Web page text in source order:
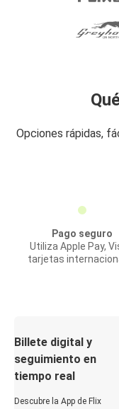
Opciones rápidas,
Pago seguro
Utiliza Apple Pay,
tarjetas
Billete digital y
seguimiento en
tiempo real
Descubre la App de Flix